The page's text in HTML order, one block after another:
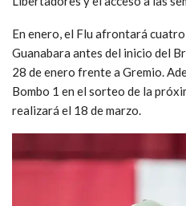
En enero, el Flu afrontará
Guanabara antes del inicio del
28 de enero frente a Gremio.
Bombo 1 en el sorteo de la
realizará el 18 de marzo.